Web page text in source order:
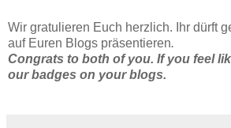
Wir gratulieren Euch herzlich. Ihr dürft
auf Euren Blogs präsentieren.
Congrats to both of you. If you feel
our badges on your blogs.